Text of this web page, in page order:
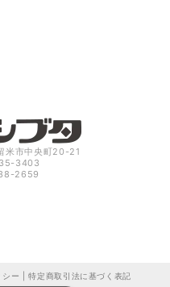
米市中央町20-21
3403
2659
シー |特定商取引法に基づく表記